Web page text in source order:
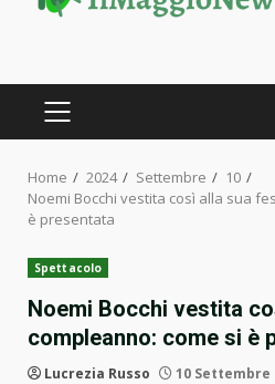
PRIMARY
Home 2024 Settembre
10
Noemi Bocchi vestita così alla sua
è presentata
Spettacolo
Noemi Bocchi vestita
compleanno: come si è
Lucrezia Russo 10 Settembre